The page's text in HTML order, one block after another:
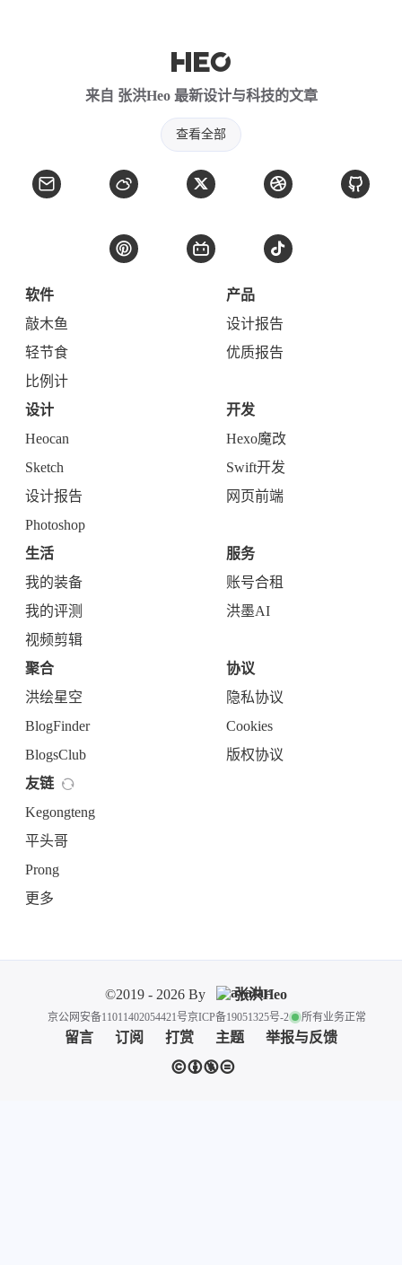
来自 张洪Heo 最新设计与科技的文章
查看全部
软件
敲木鱼
轻节食
比例计
产品
设计报告
优质报告
设计
Heocan
Sketch
设计报告
Photoshop
开发
Hexo魔改
Swift开发
网页前端
生活
我的装备
我的评测
视频剪辑
服务
账号合租
洪墨AI
聚合
洪绘星空
BlogFinder
BlogsClub
协议
隐私协议
Cookies
版权协议
友链
Kegongteng
平头哥
Prong
更多
©2019 - 2026 By 张洪Heo
京公网安备11011402054421号京ICP备19051325号-2 所有业务正常
留言 订阅 打赏 主题 举报与反馈